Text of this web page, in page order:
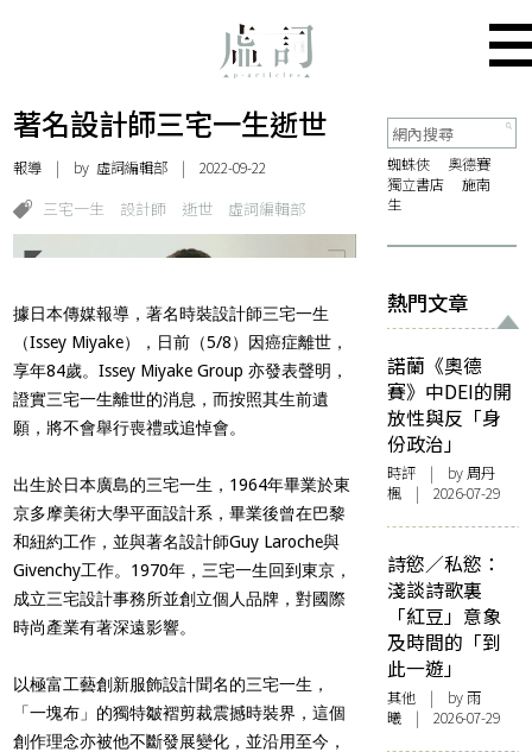
著名設計師三宅一生逝世
報導 | by 虛詞編輯部 | 2022-09-22
三宅一生 設計師 逝世 虛詞編輯部
據日本傳媒報導，著名時裝設計師三宅一生
（Issey Miyake），日前（5/8）因癌症離世，
享年84歲。Issey Miyake Group 亦發表聲明，
證實三宅一生離世的消息，而按照其生前遺
願，將不會舉行喪禮或追悼會。
出生於日本廣島的三宅一生，1964年畢業於東
京多摩美術大學平面設計系，畢業後曾在巴黎
和紐約工作，並與著名設計師Guy Laroche與
Givenchy工作。1970年，三宅一生回到東京，
成立三宅設計事務所並創立個人品牌，對國際
時尚產業有著深遠影響。
以極富工藝創新服飾設計聞名的三宅一生，
「一塊布」的獨特皺褶剪裁震撼時裝界，這個
創作理念亦被他不斷發展變化，並沿用至今，
蜘蛛俠
奧德賽
獨立書店
施南
生
熱門文章
諾蘭《奧德
賽》中DEI的開
放性與反「身
份政治」
時評 | by周丹
楓 | 2026-07-29
詩慾／私慾：
淺談詩歌裏
「紅豆」意象
及時間的「到
此一遊」
其他 | by 雨
曦 | 2026-07-29